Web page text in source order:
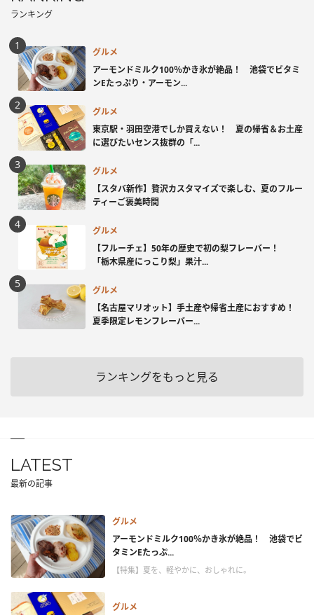
ランキング
グルメ
アーモンドミルク100％かき氷が絶品！ 池袋でビタミ
ンEたっぷり・アーモン...
グルメ
東京駅・羽田空港でしか買えない！ 夏の帰省＆お土産
に選びたいセンス抜群の「...
グルメ
【スタバ新作】贅沢カスタマイズで楽しむ、夏のフルー
ティーご褒美時間
グルメ
【フルーチェ】50年の歴史で初の梨フレーバー！
「栃木県産にっこり梨」果汁...
グルメ
【名古屋マリオット】手土産や帰省土産におすすめ！
夏季限定レモンフレーバー...
ランキングをもっと見る
LATEST
最新の記事
グルメ
アーモンドミルク100％かき氷が絶品！ 池袋でビ
タミンEたっぷ...
【特集】夏を、軽やかに、おしゃれに。
グルメ